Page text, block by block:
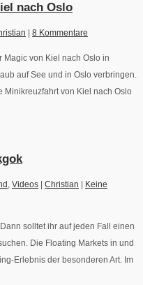
nach Oslo
8 Kommentare
Magic von Kiel nach Oslo in
auf See und in Oslo verbringen.
Minikreuzfahrt von Kiel nach Oslo
Videos | Christian | Keine
solltet ihr auf jeden Fall einen
Die Floating Markets in und
Erlebnis der besonderen Art. Im